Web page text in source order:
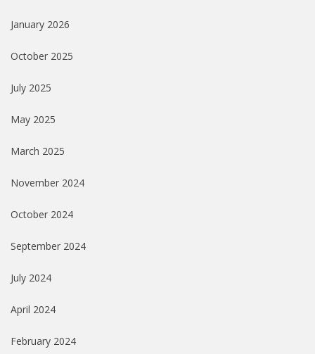
January 2026
October 2025
July 2025
May 2025
March 2025
November 2024
October 2024
September 2024
July 2024
April 2024
February 2024